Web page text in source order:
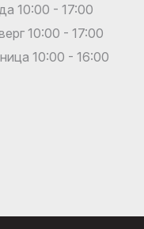
10:00 - 17:00
10:00 - 17:00
10:00 - 16:00